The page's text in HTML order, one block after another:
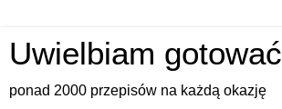
Uwielbiam gotować
ponad 2000 przepisów na każdą okazję